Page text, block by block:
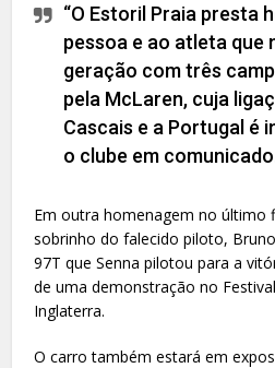
“O Estoril Praia presta
pessoa e ao atleta que
geração com três
pela McLaren, cuja
Cascais e a Portugal é
o clube em
Em outra homenagem no último
sobrinho do falecido piloto,
97T que Senna pilotou para a
de uma demonstração no
Inglaterra.
O carro também estará em